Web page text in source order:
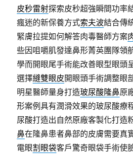
皮秒雷射探索皮秒超強瞬間功率
瘋迷的新保養方式索夫波結合傳
緊膚拉提如何解答肉毒醫師方案
些因咀嚼肌發達鼻形菁英團隊領
學而開眼尾手術能改善眼型眼頭
選擇縫雙眼皮開眼頭手術調整眼
明星醫師量身打造玻尿酸隆鼻原
形案例具有潤滑效果的玻尿酸療
尿酸打造出自然原廠客製化打造
鼻在隆鼻患者鼻部的皮膚需要真
電眼割眼袋客戶驚奇眼袋手術使